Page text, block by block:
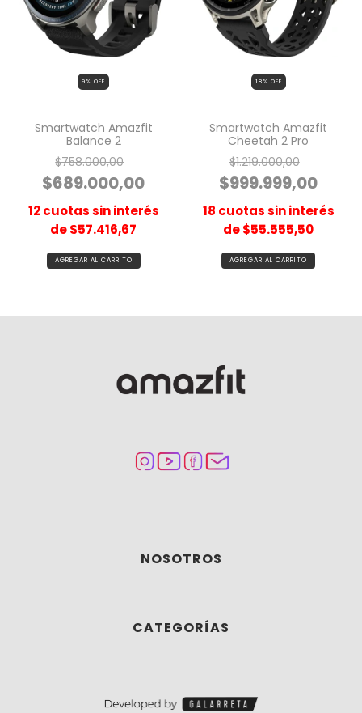
9 % OFF
Smartwatch Amazfit
Balance 2
$758.000,00
$689.000,00
12 cuotas sin interés
de$57.416,67
18 % OFF
Smartwatch Amazfit
Cheetah 2 Pro
$1.219.000,00
$999.999,00
18 cuotas sin interés
de$55.555,50
NOSOTROS
CATEGORÍAS